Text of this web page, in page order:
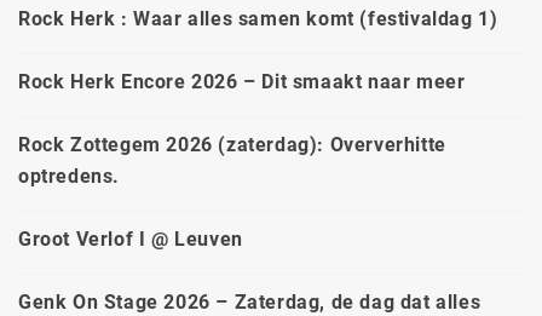
Rock Herk : Waar alles samen komt (festivaldag 1)
Rock Herk Encore 2026 – Dit smaakt naar meer
Rock Zottegem 2026 (zaterdag): Oververhitte
optredens.
Groot Verlof I @ Leuven
Genk On Stage 2026 – Zaterdag, de dag dat alles